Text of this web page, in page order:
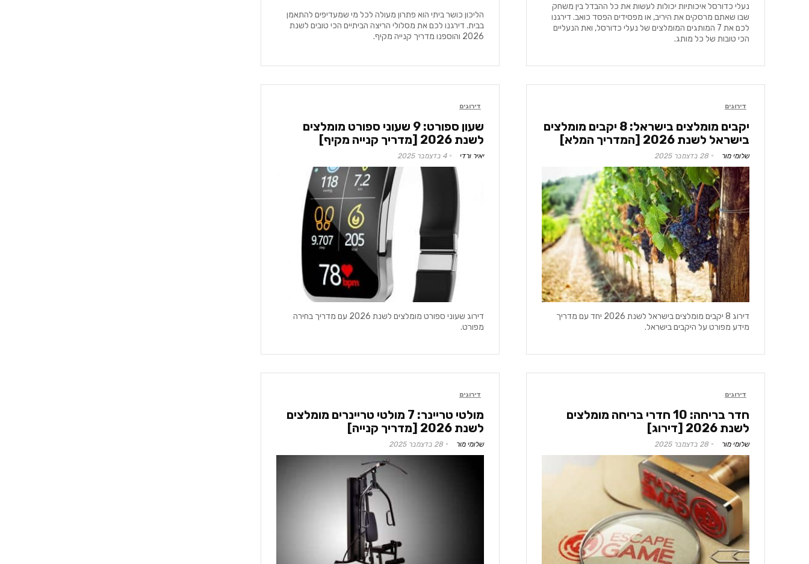
נעלי כדורסל איכותיות יכולות לעשות את כל ההבדל בין משחק
שבו שאתם מרסקים את היריב, או מפסידים הפסד כואב. דירגנו
לכם את 7 המותגים המומלצים של נעלי כדורסל, ואת הנעליים
הכי טובות של כל מותג.
הליכון כושר ביתי הוא פתרון מעולה לכל מי שמעדיפים להתאמן
בבית. דירגנו לכם את מסלולי הריצה הביתיים הכי טובים לשנת
2026 והוספנו מדריך קנייה מקיף.
דירוגים
יקבים מומלצים בישראל: 8 יקבים מומלצים
בישראל לשנת 2026 [המדריך המלא]
שלומי מור 28 בדצמבר 2025
דירוג 8 יקבים מומלצים בישראל לשנת 2026 יחד עם מדריך
מידע מפורט על היקבים בישראל.
דירוגים
שעון ספורט: 9 שעוני ספורט מומלצים
לשנת 2026 [מדריך קנייה מקיף]
יאיר ורדי 4 בדצמבר 2025
דירוג שעוני ספורט מומלצים לשנת 2026 עם מדריך בחירה
מפורט.
דירוגים
חדר בריחה: 10 חדרי בריחה מומלצים
לשנת 2026 [דירוג]
שלומי מור 28 בדצמבר 2025
דירוגים
מולטי טריינר: 7 מולטי טריינרים מומלצים
לשנת 2026 [מדריך קנייה]
שלומי מור 28 בדצמבר 2025